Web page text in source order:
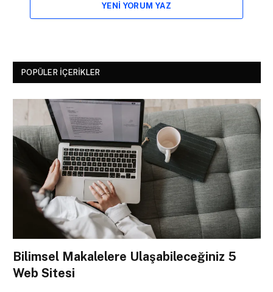
YENI YORUM YAZ
POPÜLER İÇERIKLER
Bilimsel Makalelere Ulaşabileceğiniz 5
Web Sitesi